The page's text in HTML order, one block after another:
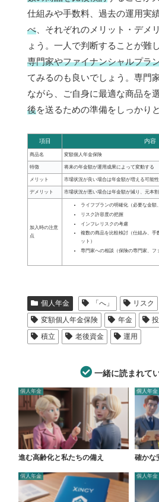
仕組みや手数料、過去の運用実
べ 、それぞれのメリット・デメ
ょう。一人で判断することが難
専門家やファイナンシャルプラ
てみるのも良いでしょう。専門
ながら、ご自身に最適な商品を選
後を送るための準備をしっかり
項目 内容
商品名 変額個人年金保険
特徴 将来の年金額が運用成果によって変動する
メリット 市場状況が良い場合は年金額が増える可能性
デメリット 市場状況が悪い場合は年金額が減り、元本
加入時の注意
点
ライフプランの明確化（必要な金額
リスク許容度の把握
インフレリスクの考慮
複数の商品を比較検討（仕組み、手
ット）
専門家への相談（保険の専門家、フ
個人年金 「へ」 リスク
変額個人年金保険
年金
積立
老後資金 運用
一緒に読まれて
個人年金
進む高齢化と私たちの備え
個人年金
確かな
個人年金 個人年金